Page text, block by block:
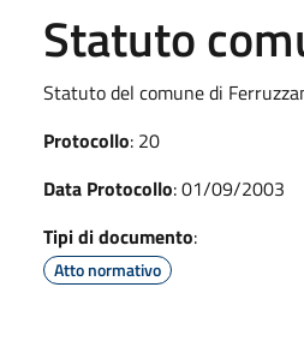
Statuto
Statuto del comune di
Protocollo: 20
Data Protocollo: 01/09/2003
Tipi di documento:
Atto normativo